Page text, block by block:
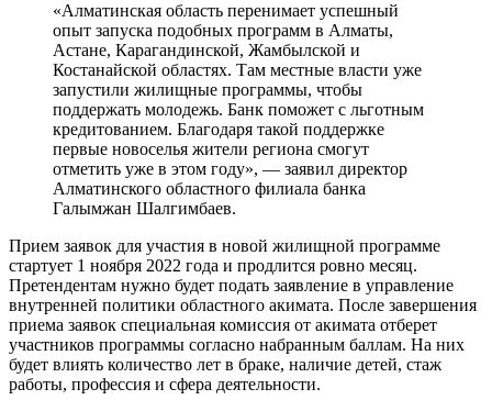
«Алматинская область перенимает успешный
опыт запуска подобных программ в Алматы,
Астане, Карагандинской, Жамбылской и
Костанайской областях. Там местные власти уже
запустили жилищные программы, чтобы
поддержать молодежь. Банк поможет с льготным
кредитованием. Благодаря такой поддержке
первые новоселья жители региона смогут
отметить уже в этом году», — заявил директор
Алматинского областного филиала банка
Галымжан Шалгимбаев.
Прием заявок для участия в новой жилищной программе
стартует 1 ноября 2022 года и продлится ровно месяц.
Претендентам нужно будет подать заявление в управление
внутренней политики областного акимата. После завершения
приема заявок специальная комиссия от акимата отберет
участников программы согласно набранным баллам. На них
будет влиять количество лет в браке, наличие детей, стаж
работы, профессия и сфера деятельности.